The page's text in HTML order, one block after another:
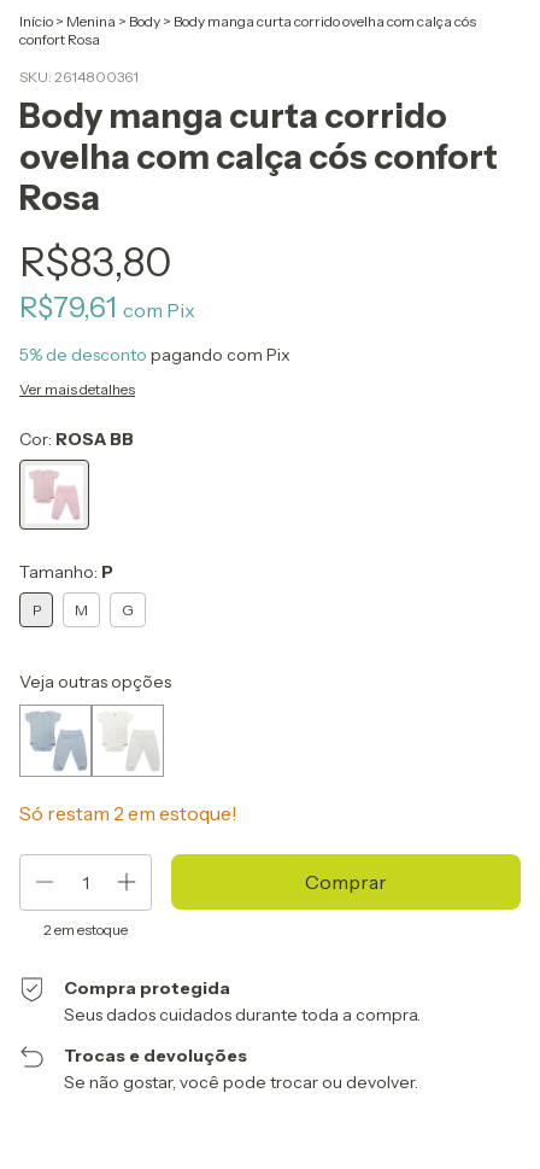
Início > Menina > Body > Body manga curta corrido ovelha com calça cós
confort Rosa
SKU: 2614800361
Body manga curta corrido
ovelha com calça cós confort
Rosa
R$83,80
R$79,61 com Pix
5% de desconto pagando com Pix
Ver mais detalhes
Cor: ROSA BB
Tamanho: P
P M G
Veja outras opções
Só restam 2 em estoque!
2 em estoque
Compra protegida
Seus dados cuidados durante toda a compra.
Trocas e devoluções
Se não gostar, você pode trocar ou devolver.